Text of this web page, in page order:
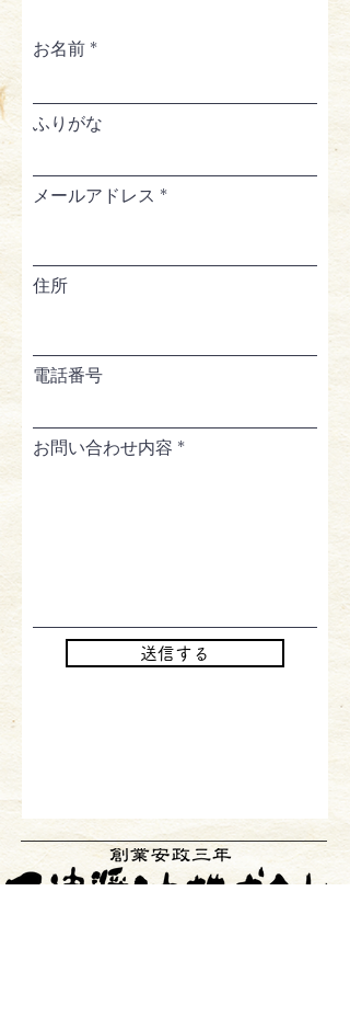
お名前
ふりがな
メールアドレス
住所
電話番号
お問い合わせ内容
送信する